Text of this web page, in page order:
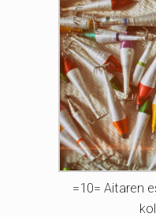
=10= Aitaren